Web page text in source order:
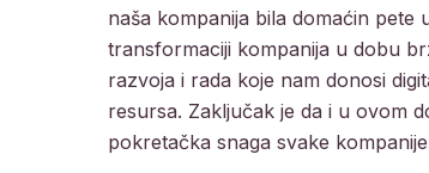
naša kompanija bila domaćin
transformaciji kompanija u dobu
razvoja i rada koje nam donosi
resursa. Zaključak je da i u ovom
pokretačka snaga svake